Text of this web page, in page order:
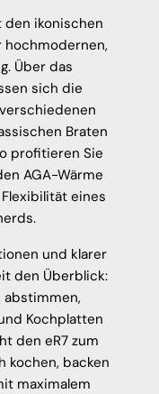
den ikonischen
Über das
sich die
Braten
profitieren Sie
AGA-Wärme
eines
und klarer
den Überblick:
abstimmen,
Kochplatten
den eR7 zum
kochen, backen
maximalem